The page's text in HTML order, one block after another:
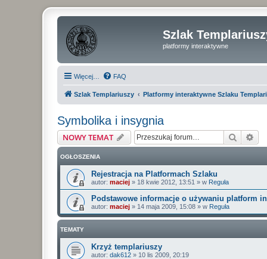
Szlak
platformy interaktywne
Więcej… FAQ
Szlak Templariuszy Platformy interaktywne Szlaku
Symbolika i insygnia
NOWY TEMAT Szukaj
OGŁOSZENIA
Rejestracja na Platformach Szlaku
autor: maciej » 18 kwie 2012, 13:51 » w Reguła
Podstawowe informacje o używaniu platform
autor: maciej » 14 maja 2009, 15:08 » w Reguła
TEMATY
Krzyż templariuszy
autor: dak612 » 10 lis 2009, 20:19